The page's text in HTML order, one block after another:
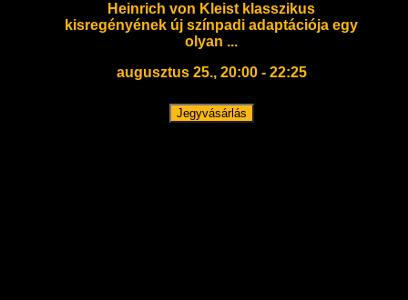
Heinrich von Kleist klasszikus
kisregényének új színpadi adaptációja egy
olyan ...
augusztus 25., 20:00 - 22:25
Jegyvásárlás